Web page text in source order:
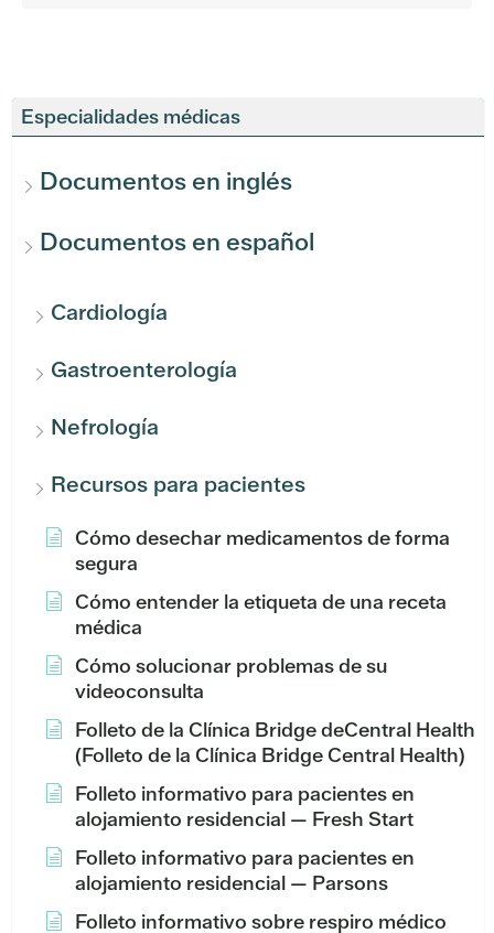
Especialidades médicas
Documentos en inglés
Documentos en español
Cardiología
Gastroenterología
Nefrología
Recursos para pacientes
Cómo desechar medicamentos de forma
segura
Cómo entender la etiqueta de una receta
médica
Cómo solucionar problemas de su
videoconsulta
Folleto de la Clínica Bridge deCentral Health
(Folleto de la Clínica Bridge Central Health)
Folleto informativo para pacientes en
alojamiento residencial — Fresh Start
Folleto informativo para pacientes en
alojamiento residencial — Parsons
Folleto informativo sobre respiro médico